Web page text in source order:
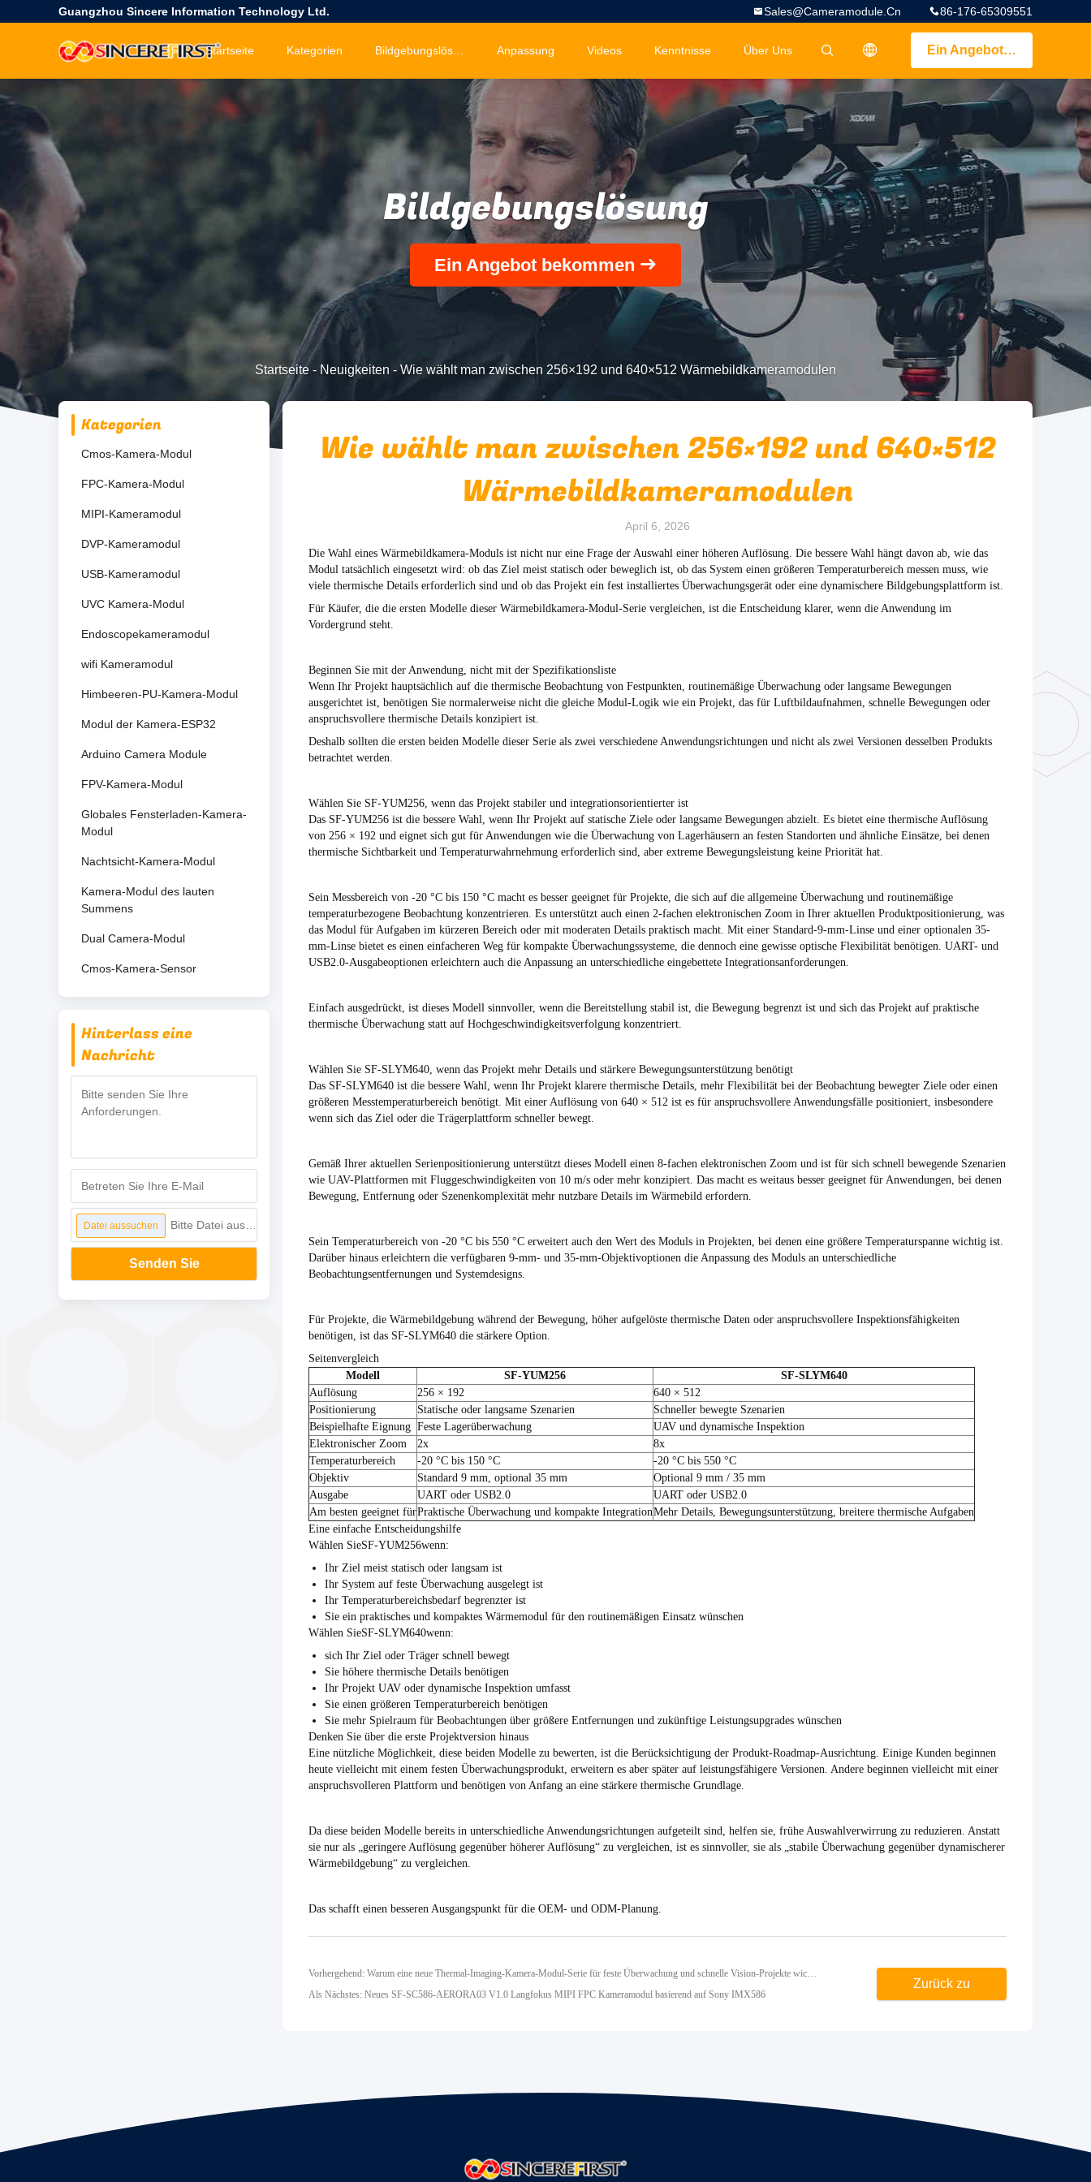
Guangzhou Sincere Information Technology Ltd. 86-176-65309551
Sales@cameramodule.cn
Ein Angebot bekommen
描述
Startseite Kategorien Anpassung Videos Kenntnisse Über Uns
Bildgebungslösung
Ein Angebot bekommen
Startseite - Neuigkeiten - Wie wählt man zwischen 256×192 und 640×512 Wärmebildkameramodulen
Kategorien
Cmos-Kamera-Modul
FPC-Kamera-Modul
MIPI-Kameramodul
DVP-Kameramodul
USB-Kameramodul
UVC Kamera-Modul
Endoscopekameramodul
wifi Kameramodul
Himbeeren-PU-Kamera-Modul
Modul der Kamera-ESP32
Arduino Camera Module
FPV-Kamera-Modul
Globales Fensterladen-Kamera-
Modul
Nachtsicht-Kamera-Modul
Kamera-Modul des lauten
Summens
Dual Camera-Modul
Cmos-Kamera-Sensor
Hinterlass eine
Nachricht
Datei aussuchen
Senden Sie
Wie wählt man zwischen 256×192 und 640×512
Wärmebildkameramodulen
April 6, 2026
Die Wahl eines Wärmebildkamera-Moduls ist nicht nur eine Frage der Auswahl einer höheren Auflösung. Die bessere Wahl hängt davon ab, wie das
Modul tatsächlich eingesetzt wird: ob das Ziel meist statisch oder beweglich ist, ob das System einen größeren Temperaturbereich messen muss, wie
viele thermische Details erforderlich sind und ob das Projekt ein fest installiertes Überwachungsgerät oder eine dynamischere Bildgebungsplattform ist.
Für Käufer, die die ersten Modelle dieser Wärmebildkamera-Modul-Serie vergleichen, ist die Entscheidung klarer, wenn die Anwendung im
Vordergrund steht.
Beginnen Sie mit der Anwendung, nicht mit der Spezifikationsliste
Wenn Ihr Projekt hauptsächlich auf die thermische Beobachtung von Festpunkten, routinemäßige Überwachung oder langsame Bewegungen
ausgerichtet ist, benötigen Sie normalerweise nicht die gleiche Modul-Logik wie ein Projekt, das für Luftbildaufnahmen, schnelle Bewegungen oder
anspruchsvollere thermische Details konzipiert ist.
Deshalb sollten die ersten beiden Modelle dieser Serie als zwei verschiedene Anwendungsrichtungen und nicht als zwei Versionen desselben Produkts
betrachtet werden.
Wählen Sie SF-YUM256, wenn das Projekt stabiler und integrationsorientierter ist
Das SF-YUM256 ist die bessere Wahl, wenn Ihr Projekt auf statische Ziele oder langsame Bewegungen abzielt. Es bietet eine thermische Auflösung
von 256 × 192 und eignet sich gut für Anwendungen wie die Überwachung von Lagerhäusern an festen Standorten und ähnliche Einsätze, bei denen
thermische Sichtbarkeit und Temperaturwahrnehmung erforderlich sind, aber extreme Bewegungsleistung keine Priorität hat.
Sein Messbereich von -20 °C bis 150 °C macht es besser geeignet für Projekte, die sich auf die allgemeine Überwachung und routinemäßige
temperaturbezogene Beobachtung konzentrieren. Es unterstützt auch einen 2-fachen elektronischen Zoom in Ihrer aktuellen Produktpositionierung, was
das Modul für Aufgaben im kürzeren Bereich oder mit moderaten Details praktisch macht. Mit einer Standard-9-mm-Linse und einer optionalen 35-
mm-Linse bietet es einen einfacheren Weg für kompakte Überwachungssysteme, die dennoch eine gewisse optische Flexibilität benötigen. UART- und
USB2.0-Ausgabeoptionen erleichtern auch die Anpassung an unterschiedliche eingebettete Integrationsanforderungen.
Einfach ausgedrückt, ist dieses Modell sinnvoller, wenn die Bereitstellung stabil ist, die Bewegung begrenzt ist und sich das Projekt auf praktische
thermische Überwachung statt auf Hochgeschwindigkeitsverfolgung konzentriert.
Wählen Sie SF-SLYM640, wenn das Projekt mehr Details und stärkere Bewegungsunterstützung benötigt
Das SF-SLYM640 ist die bessere Wahl, wenn Ihr Projekt klarere thermische Details, mehr Flexibilität bei der Beobachtung bewegter Ziele oder einen
größeren Messtemperaturbereich benötigt. Mit einer Auflösung von 640 × 512 ist es für anspruchsvollere Anwendungsfälle positioniert, insbesondere
wenn sich das Ziel oder die Trägerplattform schneller bewegt.
Gemäß Ihrer aktuellen Serienpositionierung unterstützt dieses Modell einen 8-fachen elektronischen Zoom und ist für sich schnell bewegende Szenarien
wie UAV-Plattformen mit Fluggeschwindigkeiten von 10 m/s oder mehr konzipiert. Das macht es weitaus besser geeignet für Anwendungen, bei denen
Bewegung, Entfernung oder Szenenkomplexität mehr nutzbare Details im Wärmebild erfordern.
Sein Temperaturbereich von -20 °C bis 550 °C erweitert auch den Wert des Moduls in Projekten, bei denen eine größere Temperaturspanne wichtig ist.
Darüber hinaus erleichtern die verfügbaren 9-mm- und 35-mm-Objektivoptionen die Anpassung des Moduls an unterschiedliche
Beobachtungsentfernungen und Systemdesigns.
Für Projekte, die Wärmebildgebung während der Bewegung, höher aufgelöste thermische Daten oder anspruchsvollere Inspektionsfähigkeiten
benötigen, ist das SF-SLYM640 die stärkere Option.
Seitenvergleich
Modell
SF-YUM256
SF-SLYM640
Auflösung
256 × 192
640 × 512
Positionierung
Statische oder langsame Szenarien
Schneller bewegte Szenarien
Beispielhafte Eignung Feste Lagerüberwachung
UAV und dynamische Inspektion
Elektronischer Zoom
2x
8x
Temperaturbereich
-20 °C bis 150 °C
-20 °C bis 550 °C
Objektiv
Standard 9 mm, optional 35 mm
Optional 9 mm / 35 mm
Ausgabe
UART oder USB2.0
UART oder USB2.0
Am besten geeignet fürPraktische Überwachung und kompakte IntegrationMehr Details, Bewegungsunterstützung, breitere thermische Aufgaben
Eine einfache Entscheidungshilfe
Wählen SieSF-YUM256wenn:
Ihr Ziel meist statisch oder langsam ist
Ihr System auf feste Überwachung ausgelegt ist
Ihr Temperaturbereichsbedarf begrenzter ist
Sie ein praktisches und kompaktes Wärmemodul für den routinemäßigen Einsatz wünschen
Wählen SieSF-SLYM640wenn:
sich Ihr Ziel oder Träger schnell bewegt
Sie höhere thermische Details benötigen
Ihr Projekt UAV oder dynamische Inspektion umfasst
Sie einen größeren Temperaturbereich benötigen
Sie mehr Spielraum für Beobachtungen über größere Entfernungen und zukünftige Leistungsupgrades wünschen
Denken Sie über die erste Projektversion hinaus
Eine nützliche Möglichkeit, diese beiden Modelle zu bewerten, ist die Berücksichtigung der Produkt-Roadmap-Ausrichtung. Einige Kunden beginnen
heute vielleicht mit einem festen Überwachungsprodukt, erweitern es aber später auf leistungsfähigere Versionen. Andere beginnen vielleicht mit einer
anspruchsvolleren Plattform und benötigen von Anfang an eine stärkere thermische Grundlage.
Da diese beiden Modelle bereits in unterschiedliche Anwendungsrichtungen aufgeteilt sind, helfen sie, frühe Auswahlverwirrung zu reduzieren. Anstatt
sie nur als „geringere Auflösung gegenüber höherer Auflösung“ zu vergleichen, ist es sinnvoller, sie als „stabile Überwachung gegenüber dynamischerer
Wärmebildgebung“ zu vergleichen.
Das schafft einen besseren Ausgangspunkt für die OEM- und ODM-Planung.
Vorhergehend: Warum eine neue Thermal-Imaging-Kamera-Modul-Serie für feste Überwachung und schnelle Vision-Projekte wichtig ist
Als Nächstes: Neues SF-SC586-AERORA03 V1.0 Langfokus MIPI FPC Kameramodul basierend auf Sony IMX586
Zurück zu